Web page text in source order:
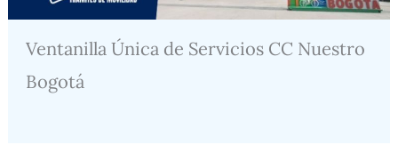
Ventanilla Única de Servicios CC Nuestro
Bogotá